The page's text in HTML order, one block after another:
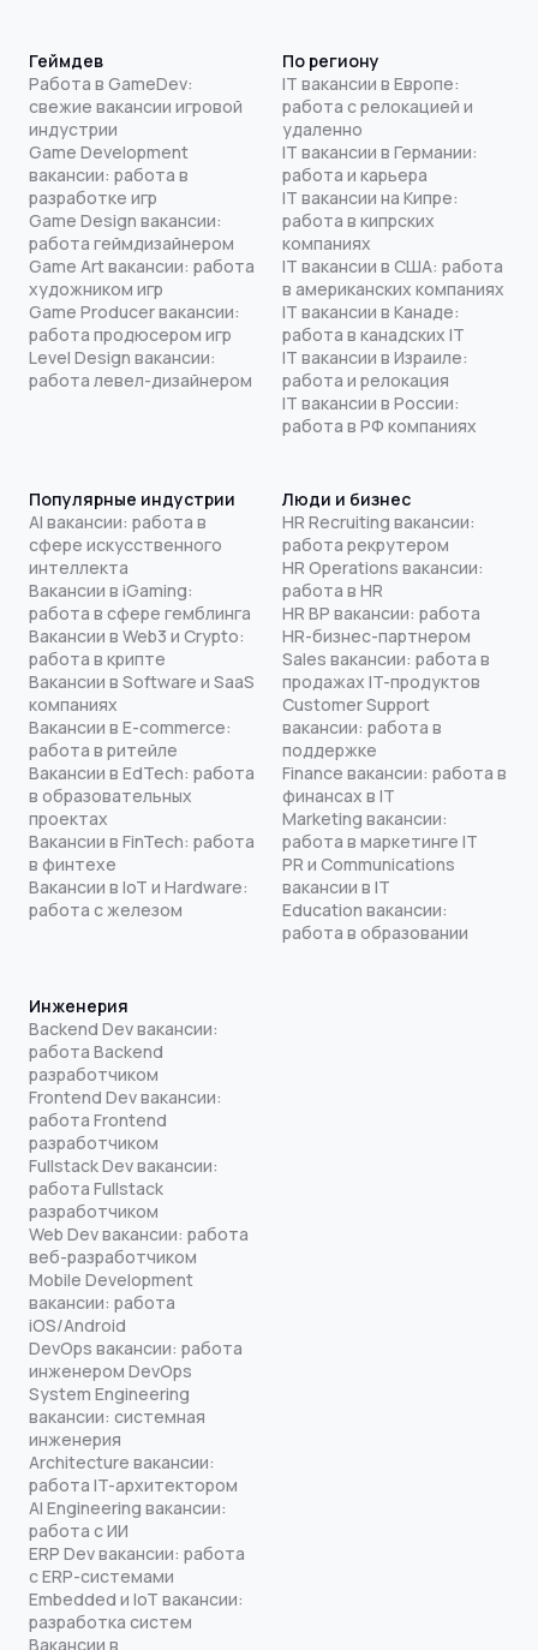
Геймдев
Работа в GameDev:
свежие вакансии игровой
индустрии
Game Development
вакансии: работа в
разработке игр
Game Design вакансии:
работа геймдизайнером
Game Art вакансии: работа
художником игр
Game Producer вакансии:
работа продюсером игр
Level Design вакансии:
работа левел-дизайнером
По региону
IT вакансии в Европе:
работа с релокацией и
удаленно
IT вакансии в Германии:
работа и карьера
IT вакансии на Кипре:
работа в кипрских
компаниях
IT вакансии в США: работа
в американских компаниях
IT вакансии в Канаде:
работа в канадских IT
IT вакансии в Израиле:
работа и релокация
IT вакансии в России:
работа в РФ компаниях
Популярные индустрии
AI вакансии: работа в
сфере искусственного
интеллекта
Вакансии в iGaming:
работа в сфере гемблинга
Вакансии в Web3 и Crypto:
работа в крипте
Вакансии в Software и SaaS
компаниях
Вакансии в E-commerce:
работа в ритейле
Вакансии в EdTech: работа
в образовательных
проектах
Вакансии в FinTech: работа
в финтехе
Вакансии в IoT и Hardware:
работа с железом
Люди и бизнес
HR Recruiting вакансии:
работа рекрутером
HR Operations вакансии:
работа в HR
HR BP вакансии: работа
HR-бизнес-партнером
Sales вакансии: работа в
продажах IT-продуктов
Customer Support
вакансии: работа в
поддержке
Finance вакансии: работа в
финансах в IT
Marketing вакансии:
работа в маркетинге IT
PR и Communications
вакансии в IT
Education вакансии:
работа в образовании
Инженерия
Backend Dev вакансии:
работа Backend
разработчиком
Frontend Dev вакансии:
работа Frontend
разработчиком
Fullstack Dev вакансии:
работа Fullstack
разработчиком
Web Dev вакансии: работа
веб-разработчиком
Mobile Development
вакансии: работа
iOS/Android
DevOps вакансии: работа
инженером DevOps
System Engineering
вакансии: системная
инженерия
Architecture вакансии:
работа IT-архитектором
AI Engineering вакансии:
работа с ИИ
ERP Dev вакансии: работа
с ERP-системами
Embedded и IoT вакансии:
разработка систем
Вакансии в